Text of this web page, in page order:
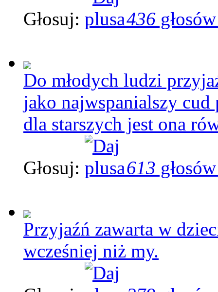
Głosuj: 436
Do młodych ludzi
jako najwspanialszy
dla starszych jest ona
Głosuj: 613
Przyjaźń zawarta w
wcześniej niż my.